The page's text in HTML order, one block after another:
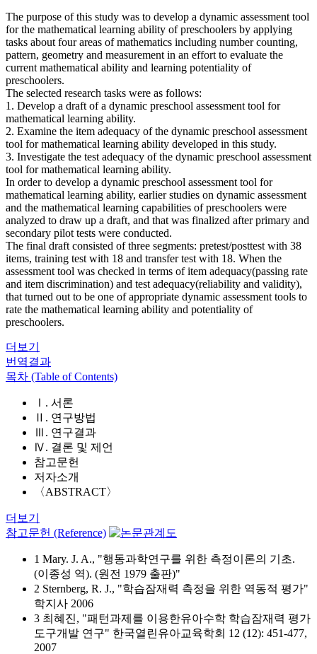
The purpose of this study was to develop a dynamic assessment tool
for the mathematical learning ability of preschoolers by applying
tasks about four areas of mathematics including number counting,
pattern, geometry and measurement in an effort to evaluate the
current mathematical ability and learning potentiality of
preschoolers.
The selected research tasks were as follows:
1. Develop a draft of a dynamic preschool assessment tool for
mathematical learning ability.
2. Examine the item adequacy of the dynamic preschool assessment
tool for mathematical learning ability developed in this study.
3. Investigate the test adequacy of the dynamic preschool assessment
tool for mathematical learning ability.
In order to develop a dynamic preschool assessment tool for
mathematical learning ability, earlier studies on dynamic assessment
and the mathematical learning capabilities of preschoolers were
analyzed to draw up a draft, and that was finalized after primary and
secondary pilot tests were conducted.
The final draft consisted of three segments: pretest/posttest with 38
items, training test with 18 and transfer test with 18. When the
assessment tool was checked in terms of item adequacy(passing rate
and item discrimination) and test adequacy(reliability and validity),
that turned out to be one of appropriate dynamic assessment tools to
rate the mathematical learning ability and potentiality of
preschoolers.
더보기
번역결과
목차 (Table of Contents)
Ⅰ. 서론
Ⅱ. 연구방법
Ⅲ. 연구결과
Ⅳ. 결론 및 제언
참고문헌
저자소개
〈ABSTRACT〉
더보기
참고문헌 (Reference)
1 Mary. J. A., "행동과학연구를 위한 측정이론의 기초.
(이종성 역). (원전 1979 출판)"
2 Sternberg, R. J., "학습잠재력 측정을 위한 역동적 평가"
학지사 2006
3 최혜진, "패턴과제를 이용한유아수학 학습잠재력 평가
도구개발 연구" 한국열린유아교육학회 12 (12): 451-477,
2007